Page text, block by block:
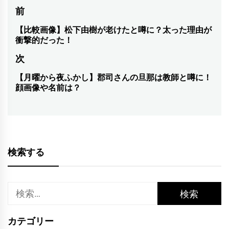
投
稿
ナ
ビ
ゲ
ン
前
前
の
投
稿:
【比較画像】松下由樹が老けたと噂に？太った理由が
衝撃的だった！
次
次
の
【月曜から夜ふかし】郡司さんの旦那は教師と噂に！
顔画像や名前は？
検索する
カテゴリー